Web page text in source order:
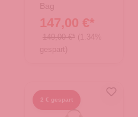
Bag
147,00 €*
149,00 €* (1.34%
gespart)
2 € gespart